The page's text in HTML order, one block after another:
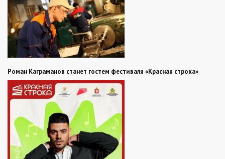
Роман Каграманов станет гостем фестиваля «Красная строка»